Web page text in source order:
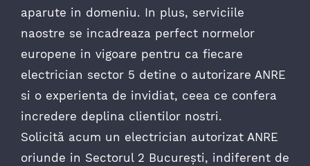
aparute in domeniu. In plus, serviciile
naostre se incadreaza perfect normelor
europene in vigoare pentru ca fiecare
electrician sector 5 detine o autorizare ANRE
si o experienta de invidiat, ceea ce confera
incredere deplina clientilor nostri.
Solicită acum un electrician autorizat ANRE
oriunde in Sectorul 2 București, indiferent de